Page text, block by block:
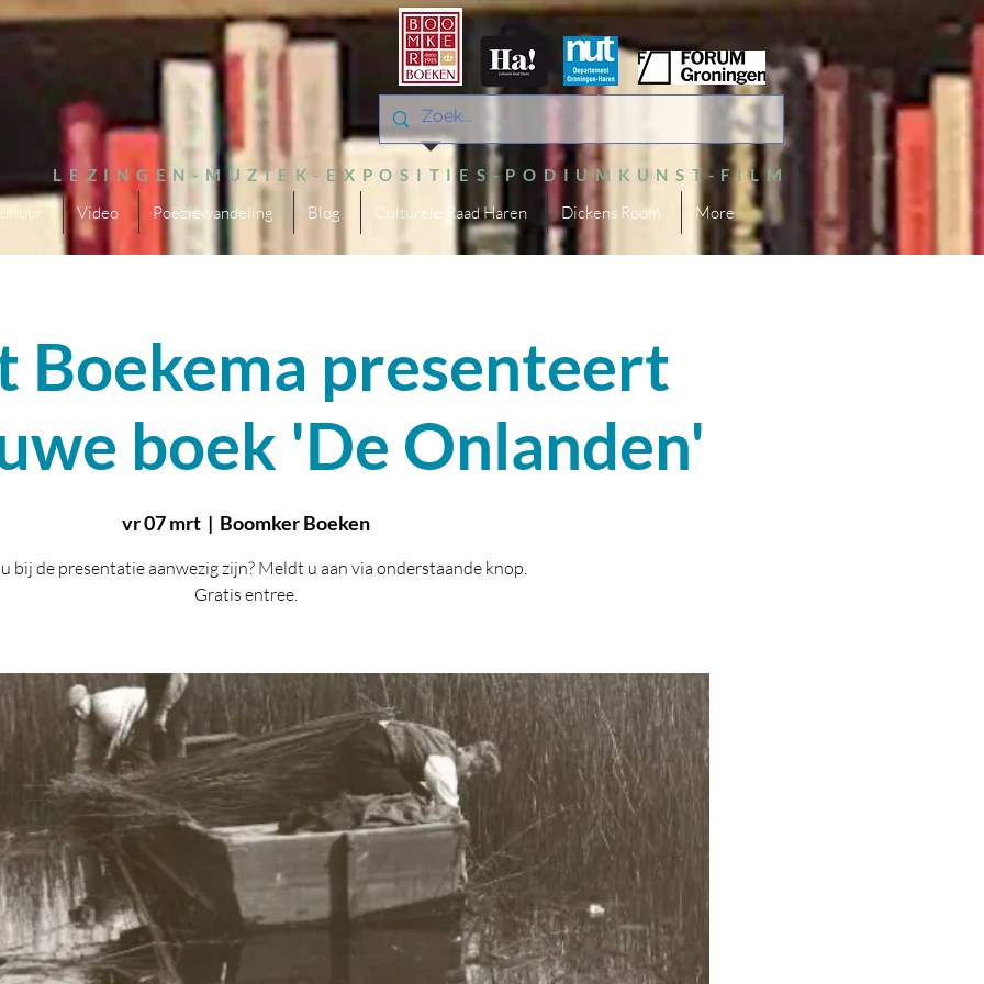
LEZINGEN-MUZIEK-EXPOSITIES-PODIUMKUNST-FILM
Video Poëziewandeling Blog Culturele Raad Haren Dickens Room More
Boekema presenteert
boek 'De Onlanden'
vr 07 mrt
  |
Boomker Boeken
bij de presentatie aanwezig zijn? Meldt u aan via onderstaande knop.
Gratis entree.